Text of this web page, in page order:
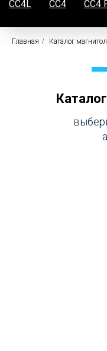
CC4L CC4 CC4
Главная / Каталог магнитол